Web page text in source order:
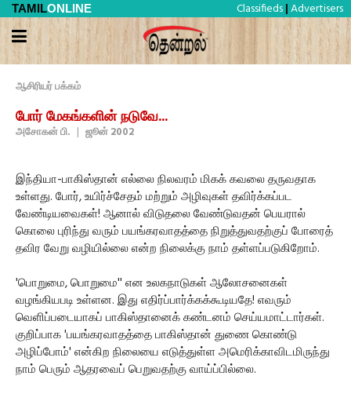
TAMILONLINE Classifieds | Advertisers
ஆசிரியர் பக்கம்
போர் மேகங்களின் நடுவே...
அசோகன் பி. | ஜூன் 2002
இந்தியா-பாகிஸ்தான் எல்லை நிலவரம் மிகக் கவலை தருவதாக
உள்ளது. போர், உயிர்ச்சேதம் மற்றும் அழிவுகள் தவிர்க்கப்பட
வேண்டியவைகள்! ஆனால் விடுதலை வேண்டுவதன் பெயரால்
கொலை புரிந்து வரும் பயங்கரவாதத்தை நிறுத்துவதற்குப் போரைத்
தவிர வேறு வழியில்லை என்ற நிலைக்கு நாம் தள்ளப்படுகிறோம்.
'பொறுமை, பொறுமை'' என உலகநாடுகள் ஆலோசனைகள்
வழங்கியபடி உள்ளன. இது எதிர்ப்பார்க்கக்கூடியதே! எவரும்
வெளிப்படையாகப் பாகிஸ்தானைக் கண்டனம் செய்யமாட்டார்கள்.
குறிப்பாக 'பயங்கரவாதத்தை பாகிஸ்தான் துணை கொண்டு
அழிப்போம்' என்கிற நிலையை எடுத்துள்ள அமெரிக்காவிடமிருந்து
நாம் பெரும் ஆதரவைப் பெறுவதற்கு வாய்ப்பில்லை.